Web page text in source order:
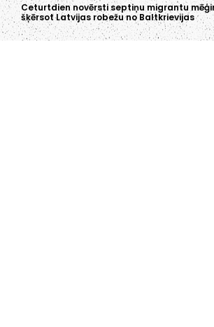
Ceturtdien novērsti septiņu migrantu
šķērsot Latvijas robežu no Baltkrievijas